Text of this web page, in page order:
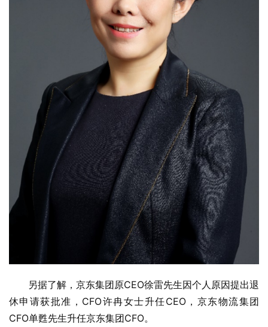
另据了解，京东集团原CEO徐雷先生因个人原因提出退
休申请获批准，CFO许冉女士升任CEO，京东物流集团
CFO单甦先生升任京东集团CFO。